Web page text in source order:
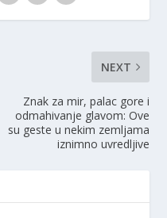
NEXT
Znak za mir, palac gore i
odmahivanje glavom: Ove
su geste u nekim zemljama
iznimno uvredljive